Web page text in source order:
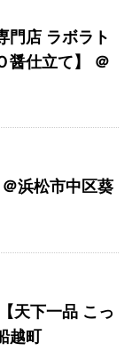
門店 ラボラト
醤仕立て】 ＠
浜松市中区葵
天下一品 こっ
越町